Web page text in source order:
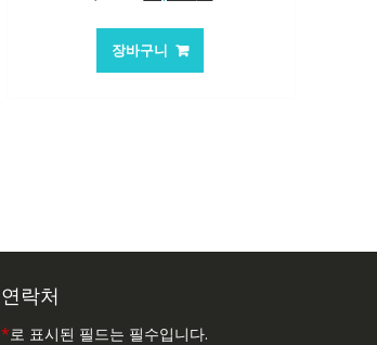
가
격:
장바구니
연락처
*로 표시된 필드는 필수입니다.